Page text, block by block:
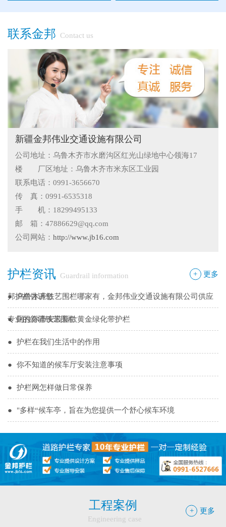
联系金邦 Contact us
新疆金邦伟业交通设施有限公司
公司地址：乌鲁木齐市水磨沟区红光山绿地中心领海17
楼 厂区地址：乌鲁木齐市米东区工业园
联系电话：0991-3656670
传 真：0991-6535318
手 机：18299495133
邮 箱：47886629@qq.com
公司网站： http://www.jb16.com
+ 更多
护栏资讯 Guardrail information
邦护栏告诉您
乌鲁木齐铁艺围栏哪家有，金邦伟业交通设施有限公司供应
专业的新疆铁艺围栏
● 阿拉尔市安装新款黄金绿化带护栏
护栏在我们生活中的作用
你不知道的候车厅安装注意事项
护栏网怎样做日常保养
"多样“候车亭，旨在为您提供一个舒心候车环境
候车亭规格型号小解
隔离栅的防腐与使用寿命关系
● 怎么在新疆护栏厂家里购买到好的热镀锌管围栏——新疆金
邦护栏告诉您
● 乌鲁木齐铁艺围栏哪家有，金邦伟业交通设施有限公司供应
专业的新疆铁艺围栏
● 阿拉尔市安装新款黄金绿化带护栏
● 护栏在我们生活中的作用
● 你不知道的候车厅安装注意事项
● 护栏网怎样做日常保养
● "多样“候车亭，旨在为您提供一个舒心候车环境
● 候车亭规格型号小解
+ 更多
工程案例
Engineering case